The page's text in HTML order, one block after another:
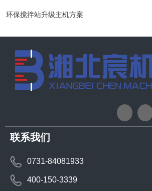
环保搅拌站升级主机方案
联系我们
0731-84081933
400-150-3339